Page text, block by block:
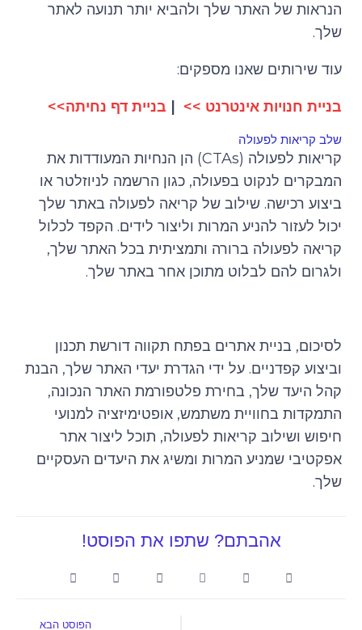
הנראות של האתר שלך ולהביא יותר תנועה לאתר
שלך.
עוד שירותים שאנו מספקים:
בניית חנויות אינטרנט >> בניית דף נחיתה>>
שלב קריאות לפעולה
קריאות לפעולה (CTAs) הן הנחיות המעודדות את
המבקרים לנקוט בפעולה, כגון הרשמה לניוזלטר או
ביצוע רכישה. שילוב של קריאה לפעולה באתר שלך
יכול לעזור להניע המרות וליצור לידים. הקפד לכלול
קריאה לפעולה ברורה ותמציתית בכל האתר שלך,
ולגרום להם לבלוט מתוכן אחר באתר שלך.
לסיכום, בניית אתרים בפתח תקווה דורשת תכנון
וביצוע קפדניים. על ידי הגדרת יעדי האתר שלך, הבנת
קהל היעד שלך, בחירת פלטפורמת האתר הנכונה,
התמקדות בחוויית משתמש, אופטימיזציה למנועי
חיפוש ושילוב קריאות לפעולה, תוכל ליצור אתר
אפקטיבי שמניע המרות ומשיג את היעדים העסקיים
שלך.
אהבתם? שתפו את הפוסט!
הפוסט הבא